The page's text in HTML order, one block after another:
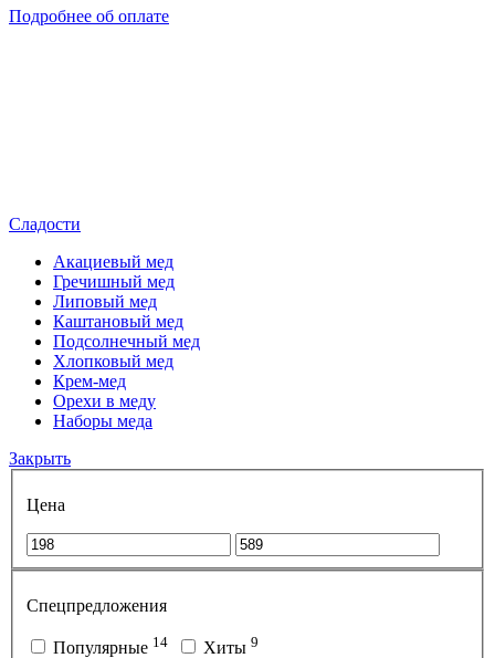
Подробнее об оплате
Сладости
Акациевый мед
Гречишный мед
Липовый мед
Каштановый мед
Подсолнечный мед
Хлопковый мед
Крем-мед
Орехи в меду
Наборы меда
Закрыть
Цена
Спецпредложения
Популярные 14 Хиты 9